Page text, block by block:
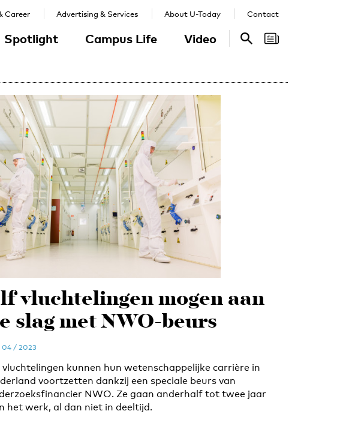
Spotlight Campus Life Video
Career Advertising & Services About U-Today Contact
Search
vluchtelingen mogen aan
slag met NWO-beurs
04 / 2023
vluchtelingen kunnen hun wetenschappelijke carrière in
voortzetten dankzij een speciale beurs van
NWO. Ze gaan anderhalf tot twee jaar
het werk, al dan niet in deeltijd.